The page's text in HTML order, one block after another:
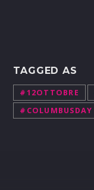
TAGGED AS
#12OTTOBRE
#COLUMBUSDAY